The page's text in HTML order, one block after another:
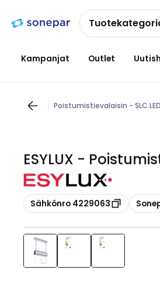
navigointiinsisältöön
Kampanjat Outlet
Poistumistievalaisin - SLC
ESYLUX -
Kopioi
Sähkönro 4229063 Kopioi